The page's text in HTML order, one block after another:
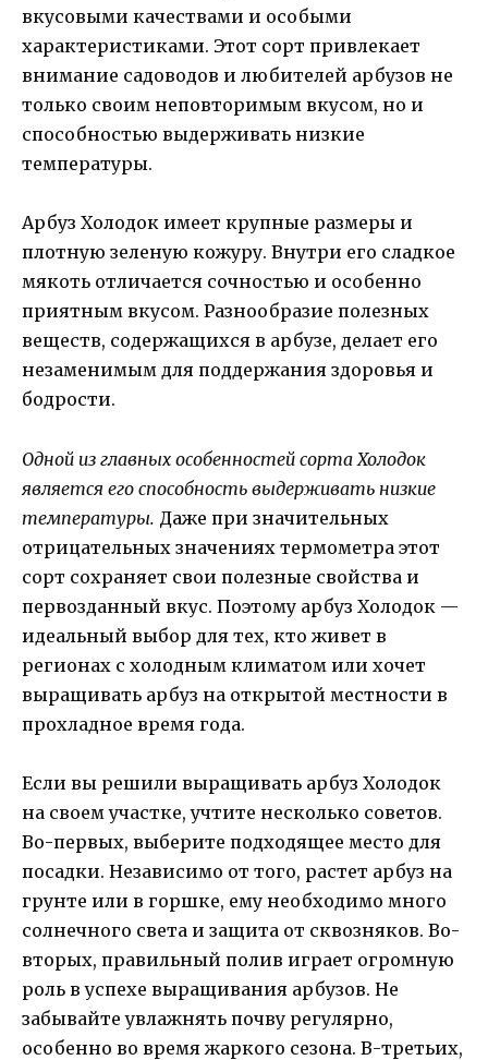
вкусовыми качествами и особыми
характеристиками. Этот сорт привлекает
внимание садоводов и любителей арбузов не
только своим неповторимым вкусом, но и
способностью выдерживать низкие
температуры.
Арбуз Холодок имеет крупные размеры и
плотную зеленую кожуру. Внутри его сладкое
мякоть отличается сочностью и особенно
приятным вкусом. Разнообразие полезных
веществ, содержащихся в арбузе, делает его
незаменимым для поддержания здоровья и
бодрости.
Одной из главных особенностей сорта Холодок
является его способность выдерживать низкие
температуры. Даже при значительных
отрицательных значениях термометра этот
сорт сохраняет свои полезные свойства и
первозданный вкус. Поэтому арбуз Холодок —
идеальный выбор для тех, кто живет в
регионах с холодным климатом или хочет
выращивать арбуз на открытой местности в
прохладное время года.
Если вы решили выращивать арбуз Холодок
на своем участке, учтите несколько советов.
Во-первых, выберите подходящее место для
посадки. Независимо от того, растет арбуз на
грунте или в горшке, ему необходимо много
солнечного света и защита от сквозняков. Во-
вторых, правильный полив играет огромную
роль в успехе выращивания арбузов. Не
забывайте увлажнять почву регулярно,
особенно во время жаркого сезона. В-третьих,